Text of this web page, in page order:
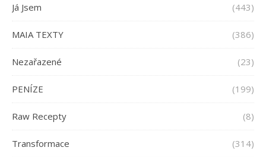
Já Jsem (443)
MAIA TEXTY (386)
Nezařazené (23)
PENÍZE (199)
Raw Recepty (8)
Transformace (314)